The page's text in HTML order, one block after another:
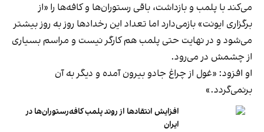
می‌کند با پلمب و بازداشت، باقی رستوران‌ها و کافه‌ها را «از
برگزاری ایونت» بازمی‌دارد اما تعداد این رخدادها روز به روز بیشتر
می‌شود و در نهایت حتی پلمب هم کارگر نیست و مراسم بسیاری
از چشمش در می‌رود.
او افزود: «غول از چراغ جادو بیرون آمده و دیگر به آن
برنمی‎‌گردد.»
افزایش انتقادها از روند پلمب کافه‌رستوران‌ها در
ایران